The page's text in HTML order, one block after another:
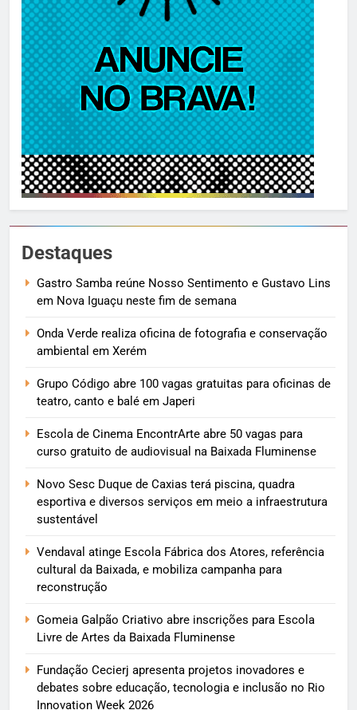
Destaques
Gastro Samba reúne Nosso Sentimento e Gustavo Lins
em Nova Iguaçu neste fim de semana
Onda Verde realiza oficina de fotografia e conservação
ambiental em Xerém
Grupo Código abre 100 vagas gratuitas para oficinas de
teatro, canto e balé em Japeri
Escola de Cinema EncontrArte abre 50 vagas para
curso gratuito de audiovisual na Baixada Fluminense
Novo Sesc Duque de Caxias terá piscina, quadra
esportiva e diversos serviços em meio a infraestrutura
sustentável
Vendaval atinge Escola Fábrica dos Atores, referência
cultural da Baixada, e mobiliza campanha para
reconstrução
Gomeia Galpão Criativo abre inscrições para Escola
Livre de Artes da Baixada Fluminense
Fundação Cecierj apresenta projetos inovadores e
debates sobre educação, tecnologia e inclusão no Rio
Innovation Week 2026